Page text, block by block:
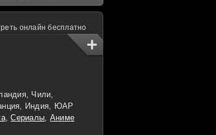
онлайн бесплатно
Чили,
Индия, ЮАР
,Сериалы, Аниме